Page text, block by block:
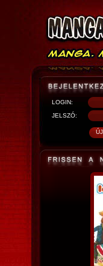
LOGIN:
JELSZÓ: